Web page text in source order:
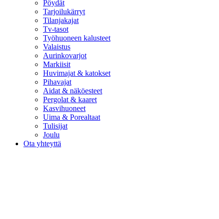
Pöydät
Tarjoilukärryt
Tilanjakajat
Tv-tasot
Työhuoneen kalusteet
Valaistus
Aurinkovarjot
Markiisit
Huvimajat & katokset
Pihavajat
Aidat & näköesteet
Pergolat & kaaret
Kasvihuoneet
Uima & Porealtaat
Tulisijat
Joulu
Ota yhteyttä